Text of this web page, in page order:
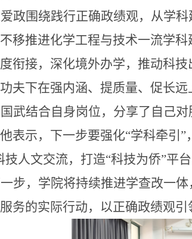
政围绕践行正确政绩观，从学
移推进化学工程与技术一流学
衔接， 深化境外办学，推动科
夫下在强内涵、提质量、促长远
武结合自身岗位，分享了 自己对
表示，下一步要强化“学科牵引
技人文交流，打造“科技为侨”平
步，学院将持续推进学查改一
务的实际行动，以正确政绩观引